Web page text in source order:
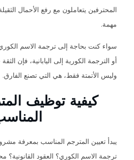
المحترفين يتعاملون مع رفع الأحمال
مهمة.
سواء كنت بحاجة إلى ترجمة الاسم
أو الترجمة الكورية إلى اليابانية، فإن
وليس الأتمتة فقط، هي التي تصنع الفارق.
كيفية توظيف
يبدأ تعيين المترجم المناسب بمعرفة
ترجمة الاسم الكوري؟ العقود